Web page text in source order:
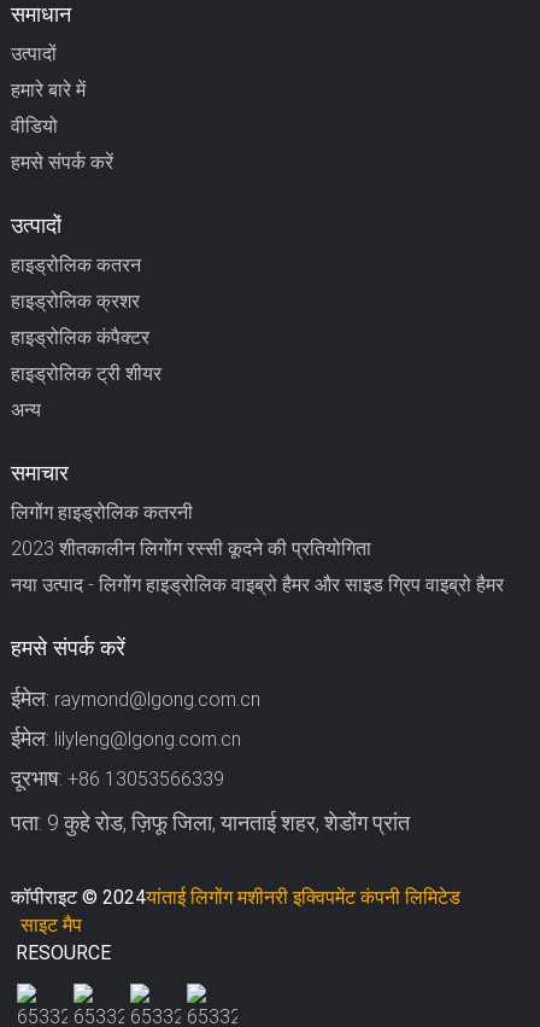
समाधान
उत्पादों
हमारे बारे में
वीडियो
हमसे संपर्क करें
उत्पादों
हाइड्रोलिक कतरन
हाइड्रोलिक क्रशर
हाइड्रोलिक कंपैक्टर
हाइड्रोलिक ट्री शीयर
अन्य
समाचार
लिगोंग हाइड्रोलिक कतरनी
2023 शीतकालीन लिगोंग रस्सी कूदने की प्रतियोगिता
नया उत्पाद - लिगोंग हाइड्रोलिक वाइब्रो हैमर और साइड ग्रिप वाइब्रो हैमर
हमसे संपर्क करें
ईमेल: raymond@lgong.com.cn
ईमेल: lilyleng@lgong.com.cn
दूरभाष: +86 13053566339
पता: 9 कुहे रोड, ज़िफू जिला, यानताई शहर, शेडोंग प्रांत
कॉपीराइट © 2024यांताई लिगोंग मशीनरी इक्विपमेंट कंपनी लिमिटेड
साइट मैप
RESOURCE